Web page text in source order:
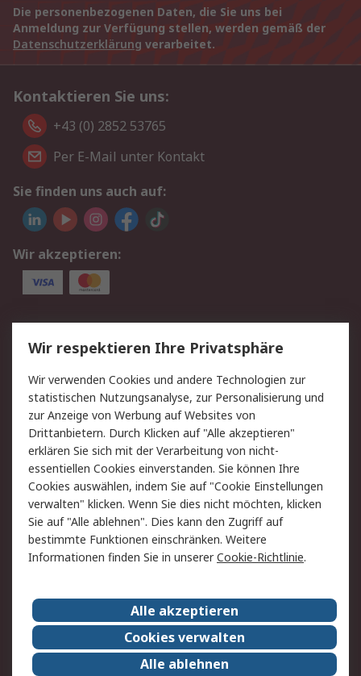
Die personenbezogenen Daten, die Sie uns bei
Anmeldung zur Verfügung stellen, werden gemäß der
Datenschutzerklärung verarbeitet.
Kontaktieren Sie uns:
+43 (0) 2852 53765
Per E-Mail unter Kontakt
Sie finden uns auch auf:
Wir akzeptieren:
Service
Value Added Services
Lieferlösungen
Rücksendung/Entsorgung Kontakt
Hilfe
Rechtliches
RS Verkaufs- und
Lieferbedingungen
Datenschutz
Cookie-Richtlinie
Zahlungsbedingungen
Impressum
Webseite Konditionen
RS weltweit
Karriere bei RS
Nachhaltigkeit
Qualität/Zertifikate
Presse-Center
Wir respektieren Ihre Privatsphäre
Wir verwenden Cookies und andere Technologien zur
statistischen Nutzungsanalyse, zur Personalisierung und
zur Anzeige von Werbung auf Websites von
Drittanbietern. Durch Klicken auf "Alle akzeptieren"
erklären Sie sich mit der Verarbeitung von nicht-
essentiellen Cookies einverstanden. Sie können Ihre
Cookies auswählen, indem Sie auf "Cookie Einstellungen
verwalten" klicken. Wenn Sie dies nicht möchten, klicken
Sie auf "Alle ablehnen". Dies kann den Zugriff auf
bestimmte Funktionen einschränken. Weitere
Informationen finden Sie in unsererCookie-Richtlinie.
Alle akzeptieren
Cookies verwalten
Alle ablehnen